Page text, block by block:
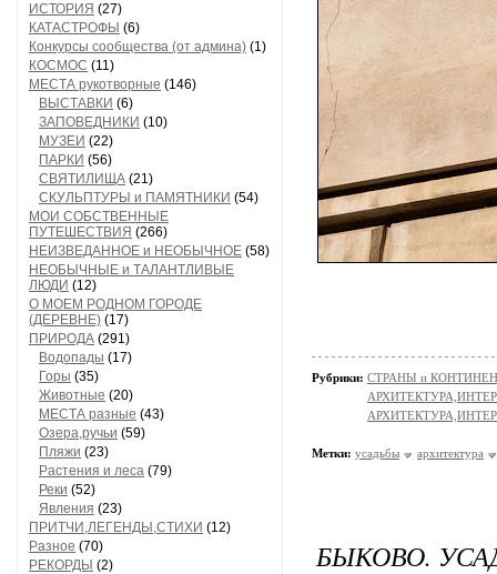
ИСТОРИЯ (27)
КАТАСТРОФЫ (6)
Конкурсы сообщества (от админа) (1)
КОСМОС (11)
МЕСТА рукотворные (146)
ВЫСТАВКИ (6)
ЗАПОВЕДНИКИ (10)
МУЗЕИ (22)
ПАРКИ (56)
СВЯТИЛИЩА (21)
СКУЛЬПТУРЫ и ПАМЯТНИКИ (54)
МОИ СОБСТВЕННЫЕ
ПУТЕШЕСТВИЯ (266)
НЕИЗВЕДАННОЕ и НЕОБЫЧНОЕ (58)
НЕОБЫЧНЫЕ и ТАЛАНТЛИВЫЕ
ЛЮДИ (12)
О МОЕМ РОДНОМ ГОРОДЕ
(ДЕРЕВНЕ) (17)
ПРИРОДА (291)
Водопады (17)
Горы (35)
Животные (20)
МЕСТА разные (43)
Озера,ручьи (59)
Пляжи (23)
Растения и леса (79)
Реки (52)
Явления (23)
ПРИТЧИ,ЛЕГЕНДЫ,СТИХИ (12)
Разное (70)
РЕКОРДЫ (2)
Рубрики: СТРАНЫ и
Метки: усадьбы архитектура
БЫКОВО.